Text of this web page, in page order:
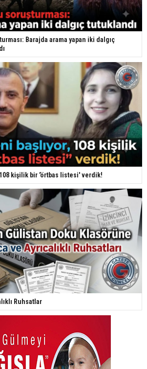
Barajda arama yapan iki dalgıç
108 kişilik bir 'örtbas listesi' verdik!
Ruhsatlar